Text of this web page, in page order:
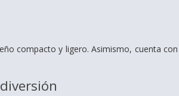
compacto y ligero. Asimismo, cuenta